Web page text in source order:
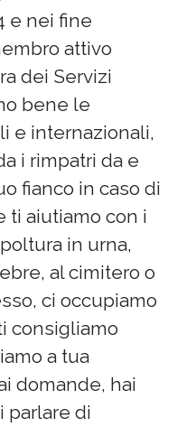
e nei fine
attivo
dei Servizi
bene le
e internazionali,
i rimpatri da e
fianco in caso di
ti aiutiamo con i
in urna,
al cimitero o
ci occupiamo
consigliamo
a tua
domande, hai
parlare di